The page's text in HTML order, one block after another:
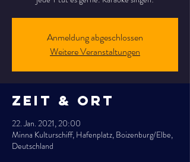
Anmeldung abgeschlossen
Weitere Veranstaltungen
Zeit & Ort
22. Jan. 2021, 20:00
Minna Kulturschiff, Hafenplatz, Boizenburg/Elbe,
Deutschland